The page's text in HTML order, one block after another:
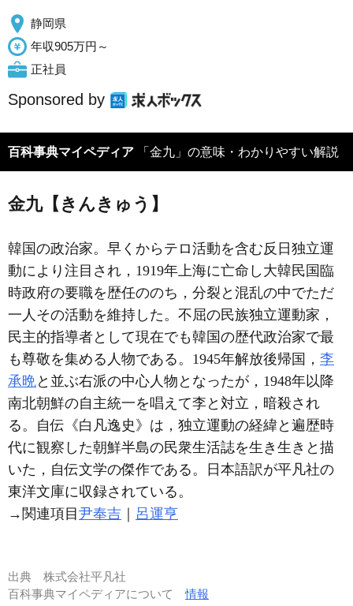
静岡県
年収905万円～
正社員
Sponsored by
百科事典マイペディア 「金九」の意味・わかりやすい解説
金九【きんきゅう】
韓国の政治家。早くからテロ活動を含む反日独立運
動により注目され，1919年上海に亡命し大韓民国臨
時政府の要職を歴任ののち，分裂と混乱の中でただ
一人その活動を維持した。不屈の民族独立運動家，
民主的指導者として現在でも韓国の歴代政治家で最
も尊敬を集める人物である。1945年解放後帰国， 李
承晩と並ぶ右派の中心人物となったが，1948年以降
南北朝鮮の自主統一を唱えて李と対立，暗殺され
る。自伝《白凡逸史》は，独立運動の経緯と遍歴時
代に観察した朝鮮半島の民衆生活誌を生き生きと描
いた，自伝文学の傑作である。日本語訳が平凡社の
東洋文庫に収録されている。
→関連項目 尹奉吉 呂運亨
出典 株式会社平凡社
百科事典マイペディアについて情報